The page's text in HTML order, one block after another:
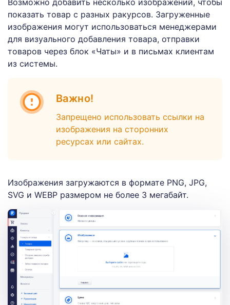
показать товар с разных ракурсов. Загруженные
изображения могут использоваться менеджерами
для визуального добавления товара, отправки
товаров через блок «Чаты» и в письмах клиентам
из системы.
Важно!
Запрещено использовать ссылки на
изображения на сторонних
ресурсах или сайтах.
Изображения загружаются в формате PNG, JPG,
SVG и WEBP размером не более 3 мегабайт.